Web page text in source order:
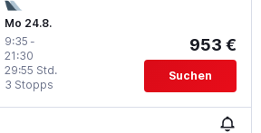
Mo 24.8.
9:35 -
21:30
3 Stopps
29:55 Std.
953 €
Suchen